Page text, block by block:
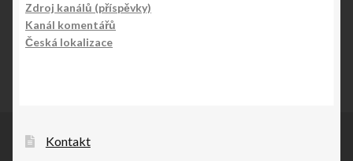
Zdroj kanálů (příspěvky)
Kanál komentářů
Česká lokalizace
Kontakt